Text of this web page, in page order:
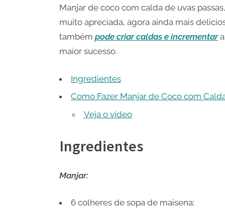
Manjar de coco com calda de uvas
muito apreciada, agora ainda mais
também pode criar caldas e incrementar
maior sucesso.
Ingredientes
Como Fazer Manjar de Coco com
Veja o vídeo
Ingredientes
Manjar:
6 colheres de sopa de maisena;